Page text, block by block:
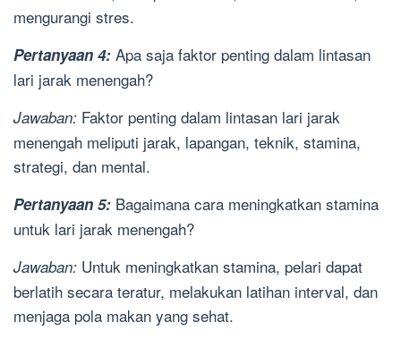
mengurangi stres.
Pertanyaan 4: Apa saja faktor penting dalam lintasan
lari jarak menengah?
Jawaban: Faktor penting dalam lintasan lari jarak
menengah meliputi jarak, lapangan, teknik, stamina,
strategi, dan mental.
Pertanyaan 5: Bagaimana cara meningkatkan stamina
untuk lari jarak menengah?
Jawaban: Untuk meningkatkan stamina, pelari dapat
berlatih secara teratur, melakukan latihan interval, dan
menjaga pola makan yang sehat.